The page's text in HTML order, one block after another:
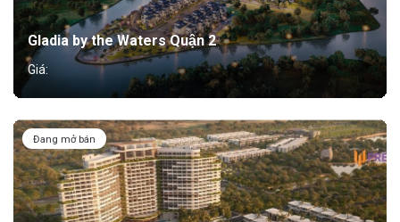
Gladia by the Waters Quận 2
Giá:
Đang mở bán